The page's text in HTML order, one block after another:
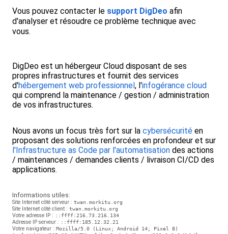
Vous pouvez contacter le support DigDeo afin
d'analyser et résoudre ce problème technique avec
vous.
DigDeo est un hébergeur Cloud disposant de ses
propres infrastructures et fournit des services
d'hébergement web professionnel, l'infogérance cloud
qui comprend la maintenance / gestion / administration
de vos infrastructures.
Nous avons un focus très fort sur la cybersécurité en
proposant des solutions renforcées en profondeur et sur
l'Infrastructure as Code par l'automatisation des actions
/ maintenances / demandes clients / livraison CI/CD des
applications.
Informations utiles:
Site Internet côté serveur : twan.morkitu.org
Site Internet côté client : twan.morkitu.org
Votre adresse IP : ::ffff:216.73.216.134
Adresse IP serveur : ::ffff:185.12.32.21
Votre navigateur : Mozilla/5.0 (Linux; Android 14; Pixel 8)